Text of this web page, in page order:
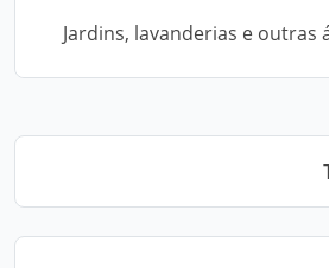
Jardins, lavanderias e outras